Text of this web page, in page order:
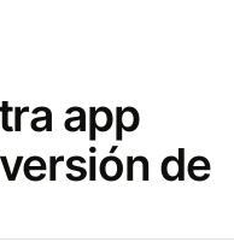
app
de